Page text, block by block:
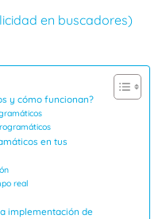
en buscadores)
y cómo funcionan?
en tus
real
implementación de